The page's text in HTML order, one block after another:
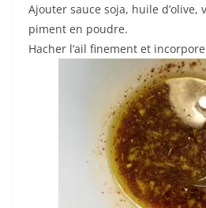
Ajouter sauce soja, huile d’olive,
piment en poudre.
Hacher l’ail finement et